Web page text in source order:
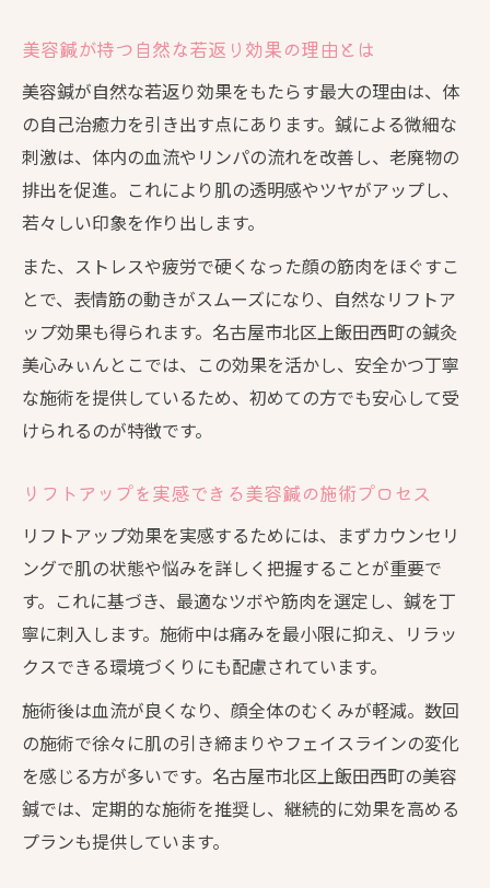
方法
美容鍼がアンチエイジングに選ばれる理由
愛知県名古屋市で注目される美容鍼の実力
美容鍼が名古屋で選ばれる理由を解説
名古屋で広がる美容鍼の最新トレンド紹介
美容鍼の技術が名古屋で進化し続ける背景
名古屋で体験できる美容鍼の効果と評判
美容鍼が名古屋女性の美意識に与える影響
美容鍼のメリットと安全性を徹底解説
美容鍼のメリットとリスクを正しく知る
美容鍼の安全性を高めるためのポイント解
説
美容鍼における副作用や危険性の実際
美容鍼の禁忌や施術前後のNG行動を紹介
美容鍼で叶える健やかな美肌への近道とは
美容鍼が導く健やかな美肌作りのステップ
美容鍼で内側から美肌を目指す実践法
美容鍼を続けることで得られる美肌効果
美容鍼と生活習慣の見直しで美肌を強化
美容鍼で日常的にできるセルフケアのポイ
ント
美容鍼が持つ自然な若返り効果の理由とは
美容鍼が自然な若返り効果をもたらす最大の理由は、体
の自己治癒力を引き出す点にあります。鍼による微細な
刺激は、体内の血流やリンパの流れを改善し、老廃物の
排出を促進。これにより肌の透明感やツヤがアップし、
若々しい印象を作り出します。
また、ストレスや疲労で硬くなった顔の筋肉をほぐすこ
とで、表情筋の動きがスムーズになり、自然なリフトア
ップ効果も得られます。名古屋市北区上飯田西町の鍼灸
美心みぃんとこでは、この効果を活かし、安全かつ丁寧
な施術を提供しているため、初めての方でも安心して受
けられるのが特徴です。
リフトアップを実感できる美容鍼の施術プロセス
リフトアップ効果を実感するためには、まずカウンセリ
ングで肌の状態や悩みを詳しく把握することが重要で
す。これに基づき、最適なツボや筋肉を選定し、鍼を丁
寧に刺入します。施術中は痛みを最小限に抑え、リラッ
クスできる環境づくりにも配慮されています。
施術後は血流が良くなり、顔全体のむくみが軽減。数回
の施術で徐々に肌の引き締まりやフェイスラインの変化
を感じる方が多いです。名古屋市北区上飯田西町の美容
鍼では、定期的な施術を推奨し、継続的に効果を高める
プランも提供しています。